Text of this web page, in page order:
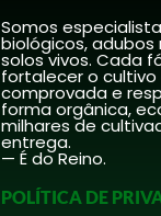
Somos
biológicos, adubos
solos vivos. Cada
fortalecer o
comprovada e
forma orgânica,
milhares de
entrega.
— É do Reino.
POLÍTICA DE